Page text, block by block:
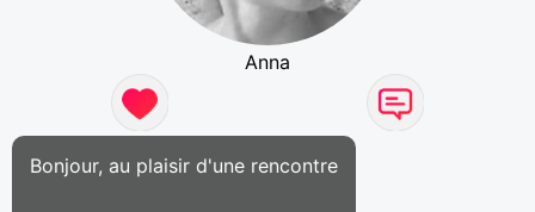
Anna
Bonjour, au plaisir d'une rencontre